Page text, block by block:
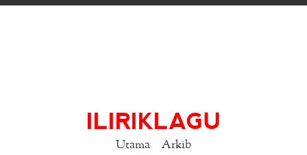
ILIRIKLAGU
Utama Arkib